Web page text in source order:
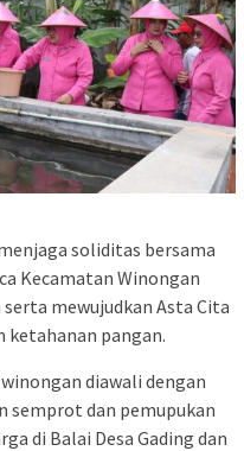
soliditas bersama
Kecamatan Winongan
mewujudkan Asta Cita
ketahanan pangan.
diawali dengan
semprot dan pemupukan
di Balai Desa Gading dan